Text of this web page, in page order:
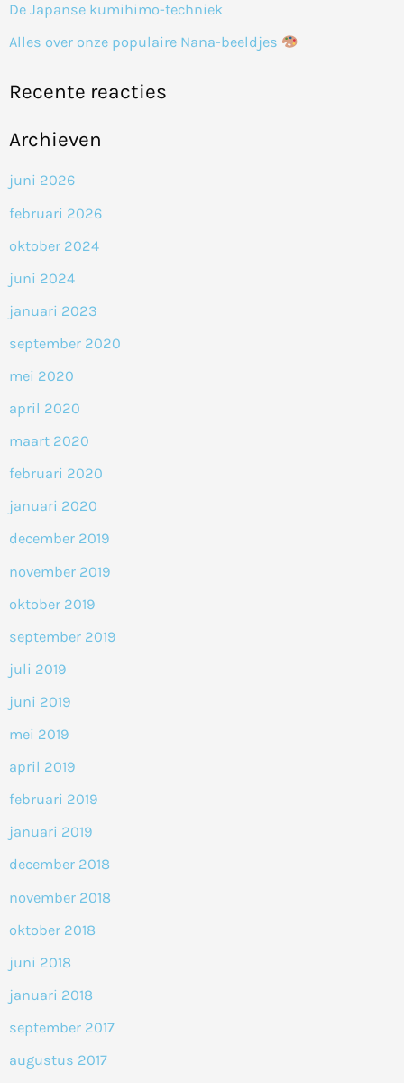
De Japanse kumihimo-techniek
Alles over onze populaire Nana-beeldjes
Recente reacties
Archieven
juni 2026
februari 2026
oktober 2024
juni 2024
januari 2023
september 2020
mei 2020
april 2020
maart 2020
februari 2020
januari 2020
december 2019
november 2019
oktober 2019
september 2019
juli 2019
juni 2019
mei 2019
april 2019
februari 2019
januari 2019
december 2018
november 2018
oktober 2018
juni 2018
januari 2018
september 2017
augustus 2017